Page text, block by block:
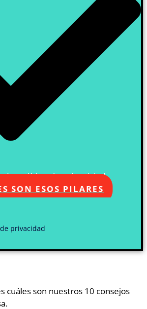
la política de privacidad
SON ESOS PILARES
privacidad
cuáles son nuestros 10 consejos